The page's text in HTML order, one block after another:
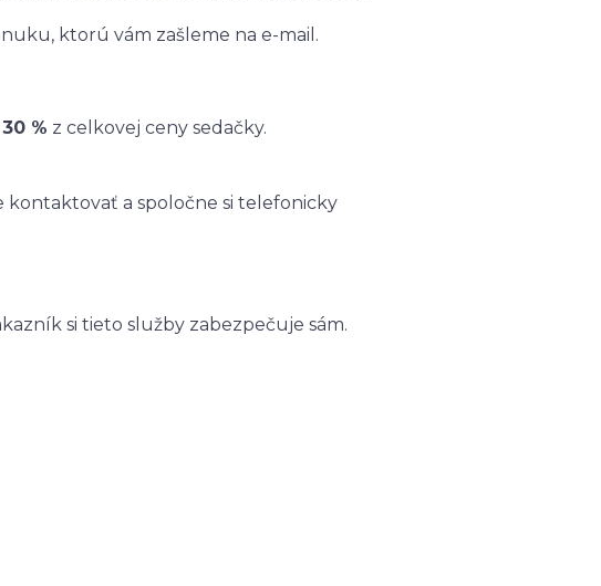
ktorú vám zašleme na e-mail.
% z celkovej ceny sedačky.
a spoločne si telefonicky
si tieto služby zabezpečuje sám.